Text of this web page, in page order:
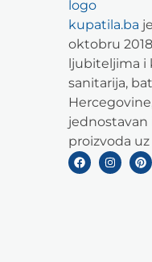
kupatila.ba
oktobru
ljubiteljima i
sanitarija,
jednostavan
proizvoda